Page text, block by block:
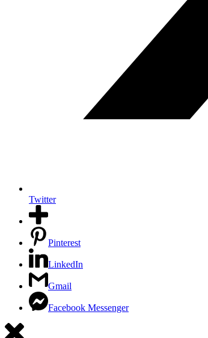
Twitter
Pinterest
LinkedIn
Gmail
Facebook Messenger